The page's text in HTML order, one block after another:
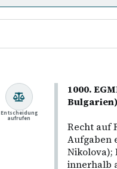
1000.
Bulgarien)
Recht auf
Aufgaben
Nikolova);
innerhalb
Entscheidung
aufrufen